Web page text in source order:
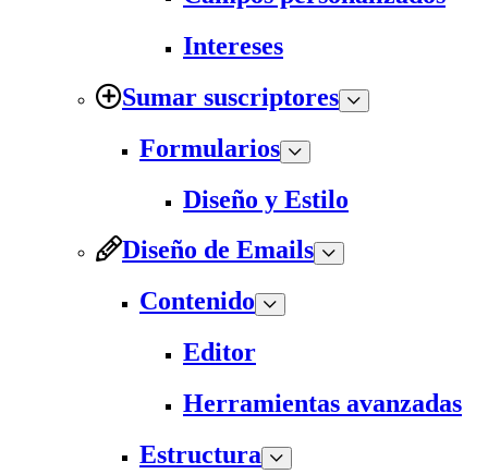
Intereses
Sumar suscriptores
Formularios
Diseño y Estilo
Diseño de Emails
Contenido
Editor
Herramientas avanzadas
Estructura